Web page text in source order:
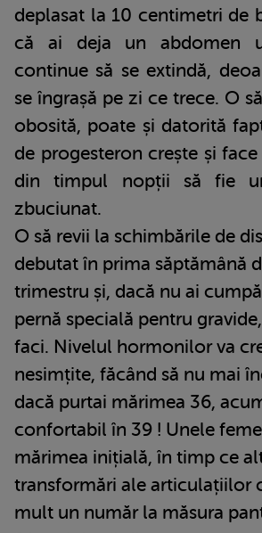
deplasat la 10 centimetri de
că ai deja un abdomen
continue să se extindă,
se îngrașă pe zi ce trece. O
obosită, poate și datorită
de progesteron crește și
din timpul nopții să fie
zbuciunat.
O să revii la schimbările de
debutat în prima săptămână
trimestru și, dacă nu ai
pernă specială pentru
faci. Nivelul hormonilor va
nesimțite, făcând să nu mai
dacă purtai mărimea 36,
confortabil în 39 ! Unele
mărimea inițială, în timp ce
transformări ale articulațiilor
mult un număr la măsura